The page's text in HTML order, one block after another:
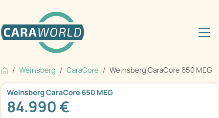
Weinsberg CaraCore Weinsberg CaraCore 650 MEG
Weinsberg CaraCore 650 MEG
84.990 €